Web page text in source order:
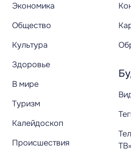
Экономика
Общество
Культура
Здоровье
В мире
Туризм
Калейдоскоп
Происшествия